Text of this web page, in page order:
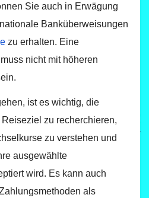
Sie auch in Erwägung
Banküberweisungen
zu erhalten. Eine
muss nicht mit höheren
ist es wichtig, die
zu recherchieren,
zu verstehen und
ausgewählte
wird. Es kann auch
als